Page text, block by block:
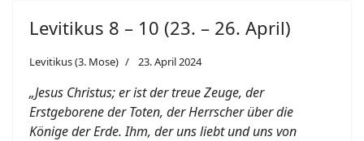
Levitikus 8 – 10 (23. – 26. April)
Levitikus (3. Mose) 23. April 2024
„Jesus Christus; er ist der treue Zeuge, der
Erstgeborene der Toten, der Herrscher über die
Könige der Erde. Ihm, der uns liebt und uns von